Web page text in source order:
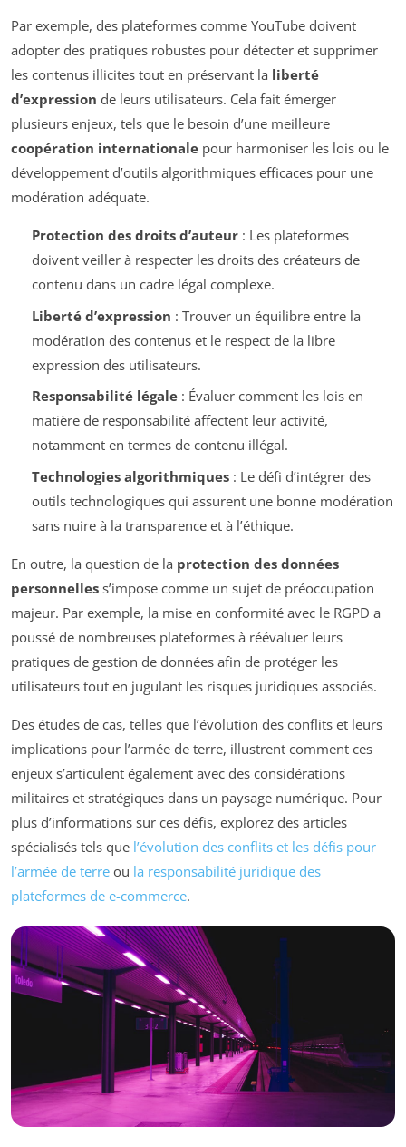
Par exemple, des plateformes comme YouTube doivent
adopter des pratiques robustes pour détecter et supprimer
les contenus illicites tout en préservant la liberté
d’expression de leurs utilisateurs. Cela fait émerger
plusieurs enjeux, tels que le besoin d’une meilleure
coopération internationale pour harmoniser les lois ou le
développement d’outils algorithmiques efficaces pour une
modération adéquate.
Protection des droits d’auteur: Les plateformes
doivent veiller à respecter les droits des créateurs de
contenu dans un cadre légal complexe.
Liberté d’expression : Trouver un équilibre entre la
modération des contenus et le respect de la libre
expression des utilisateurs.
Responsabilité légale: Évaluer comment les lois en
matière de responsabilité affectent leur activité,
notamment en termes de contenu illégal.
Technologies algorithmiques: Le défi d’intégrer des
outils technologiques qui assurent une bonne modération
sans nuire à la transparence et à l’éthique.
En outre, la question de la protection des données
personnelles s’impose comme un sujet de préoccupation
majeur. Par exemple, la mise en conformité avec le RGPD a
poussé de nombreuses plateformes à réévaluer leurs
pratiques de gestion de données afin de protéger les
utilisateurs tout en jugulant les risques juridiques associés.
Des études de cas, telles que l’évolution des conflits et leurs
implications pour l’armée de terre, illustrent comment ces
enjeux s’articulent également avec des considérations
militaires et stratégiques dans un paysage numérique. Pour
plus d’informations sur ces défis, explorez des articles
spécialisés tels que l’évolution des conflits et les défis pour
l’armée de terre ou la responsabilité juridique des
plateformes de e-commerce.